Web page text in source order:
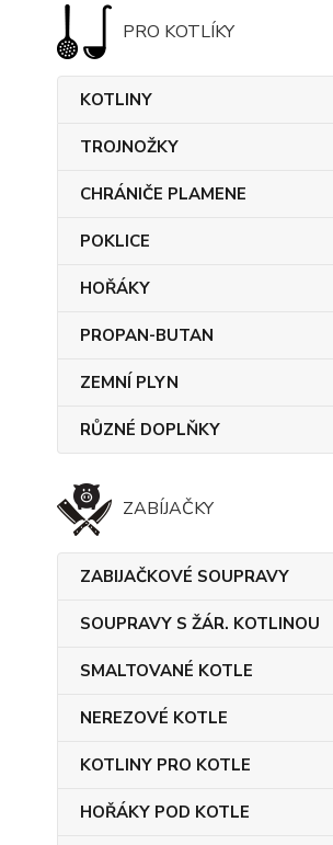
PRO KOTLÍKY
KOTLINY
TROJNOŽKY
CHRÁNIČE PLAMENE
POKLICE
HOŘÁKY
PROPAN-BUTAN
ZEMNÍ PLYN
RŮZNÉ DOPLŇKY
ZABÍJAČKY
ZABIJAČKOVÉ SOUPRAVY
SOUPRAVY S ŽÁR. KOTLINOU
SMALTOVANÉ KOTLE
NEREZOVÉ KOTLE
KOTLINY PRO KOTLE
HOŘÁKY POD KOTLE